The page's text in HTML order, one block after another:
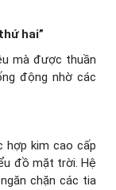
hai”
mà được thuần
động nhờ các
hợp kim cao cấp
đồ mặt trời. Hệ
chặn các tia